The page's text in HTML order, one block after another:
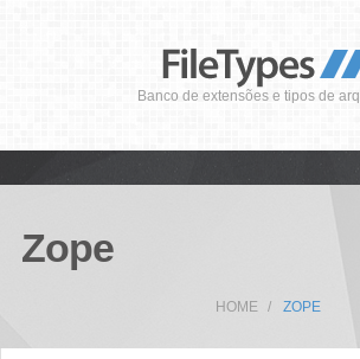
Banco de extensões e tipos de
Zope
HOME ZOPE